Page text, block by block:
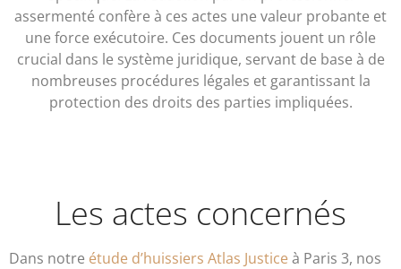
assermenté confère à ces actes une valeur probante et
une force exécutoire. Ces documents jouent un rôle
crucial dans le système juridique, servant de base à de
nombreuses procédures légales et garantissant la
protection des droits des parties impliquées.
Les actes concernés
Dans notre étude d’huissiers Atlas Justiceà Paris 3, nos